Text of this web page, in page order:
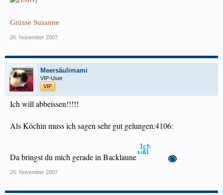
Grüsse Susanne
26. November 2007
Meersäulimami
VIP-User
VIP
Ich will abbeissen!!!!!
Als Köchin muss ich sagen sehr gut gelungen:4106:
Da bringst du mich gerade in Backlaune
26. November 2007